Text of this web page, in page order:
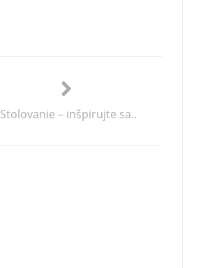
Stolovanie – inšpirujte sa..